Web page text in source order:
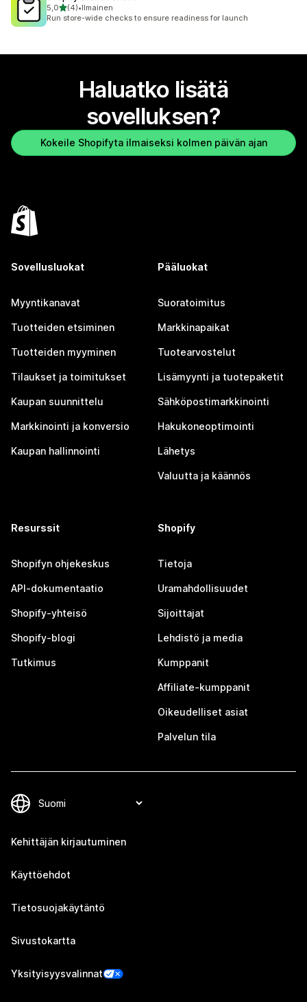
5,0/ 5 tähteä
(4)
4 arvostelua yhteensä
•Ilmainen
Run store-wide checks to ensure readiness for launch
Haluatko lisätä
sovelluksen?
Kokeile Shopifyta ilmaiseksi kolmen päivän ajan
Sovellusluokat
Myyntikanavat
Tuotteiden etsiminen
Tuotteiden myyminen
Tilaukset ja toimitukset
Kaupan suunnittelu
Markkinointi ja konversio
Kaupan hallinnointi
Pääluokat
Suoratoimitus
Markkinapaikat
Tuotearvostelut
Lisämyynti ja tuotepaketit
Sähköpostimarkkinointi
Hakukoneoptimointi
Lähetys
Valuutta ja käännös
Resurssit
Shopifyn ohjekeskus
API-dokumentaatio
Shopify-yhteisö
Shopify-blogi
Tutkimus
Shopify
Tietoja
Uramahdollisuudet
Sijoittajat
Lehdistö ja media
Kumppanit
Affiliate-kumppanit
Oikeudelliset asiat
Palvelun tila
Kehittäjän kirjautuminen
Käyttöehdot
Tietosuojakäytäntö
Sivustokartta
Yksityisyysvalinnat